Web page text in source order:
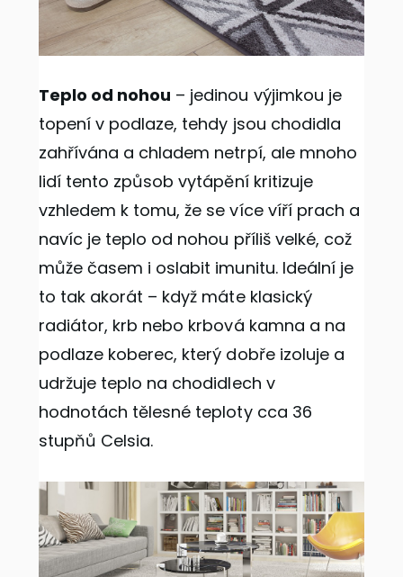
Teplo od nohou – jedinou výjimkou je
topení v podlaze, tehdy jsou chodidla
zahřívána a chladem netrpí, ale mnoho
lidí tento způsob vytápění kritizuje
vzhledem k tomu, že se více víří prach a
navíc je teplo od nohou příliš velké, což
může časem i oslabit imunitu. Ideální je
to tak akorát – když máte klasický
radiátor, krb nebo krbová kamna a na
podlaze koberec, který dobře izoluje a
udržuje teplo na chodidlech v
hodnotách tělesné teploty cca 36
stupňů Celsia.